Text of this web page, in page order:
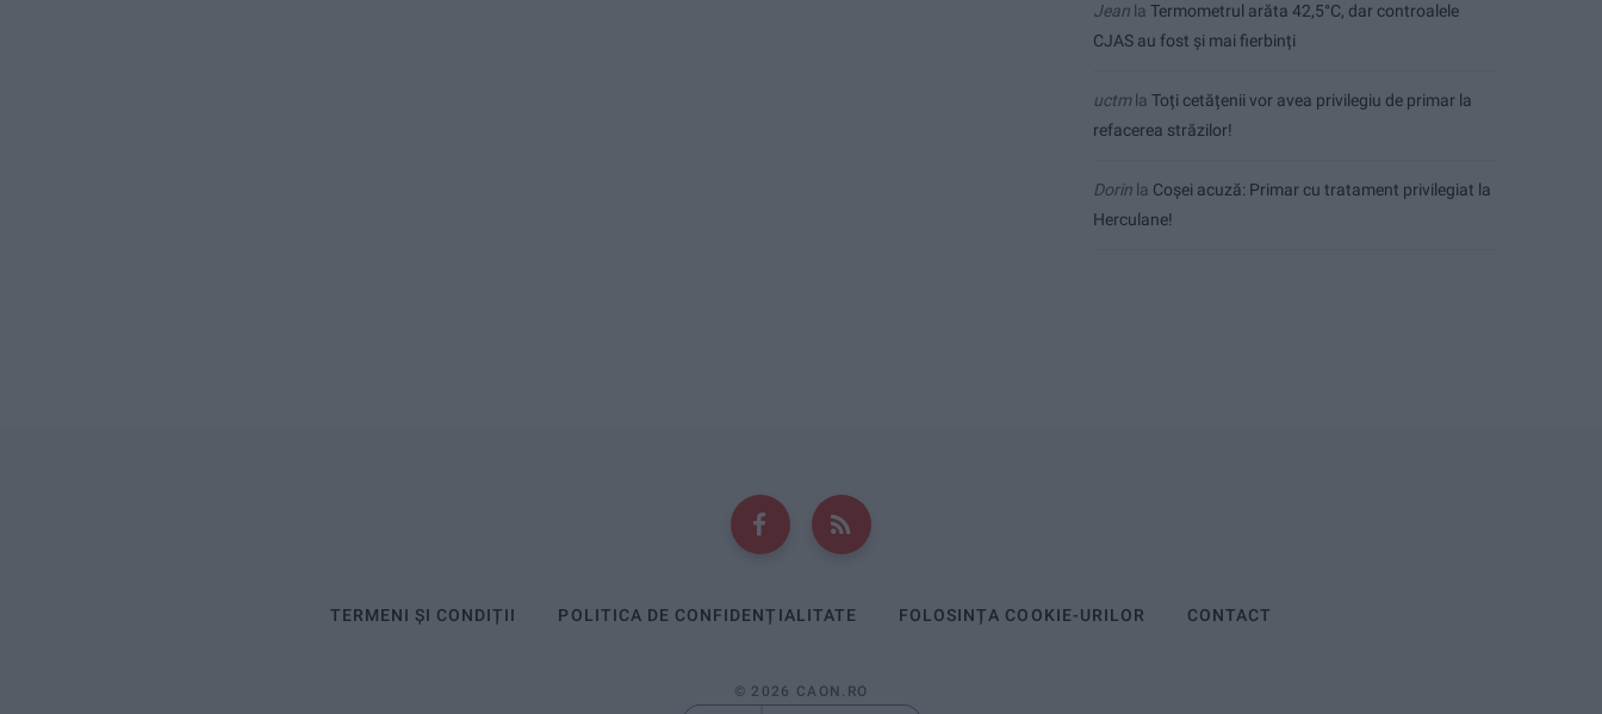
Jean la Termometrul arăta 42,5°C, dar controalele
CJAS au fost și mai fierbinți
uctmla Toți cetățenii vor avea privilegiu de primar la
refacerea străzilor!
Dorin la Coșei acuză: Primar cu tratament privilegiat la
Herculane!
TERMENI ȘI CONDIȚII POLITICA DE CONFIDENȚIALITATE FOLOSINȚA COOKIE-URILOR CONTACT
© 2026 CAON.RO